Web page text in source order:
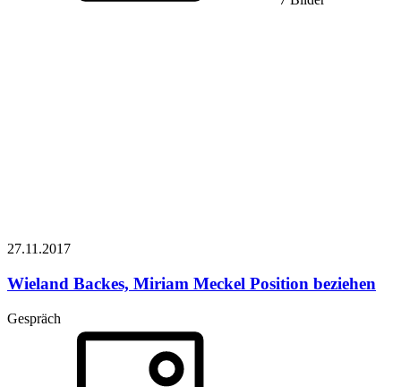
27.11.2017
Wieland Backes, Miriam Meckel Position beziehen
Gespräch